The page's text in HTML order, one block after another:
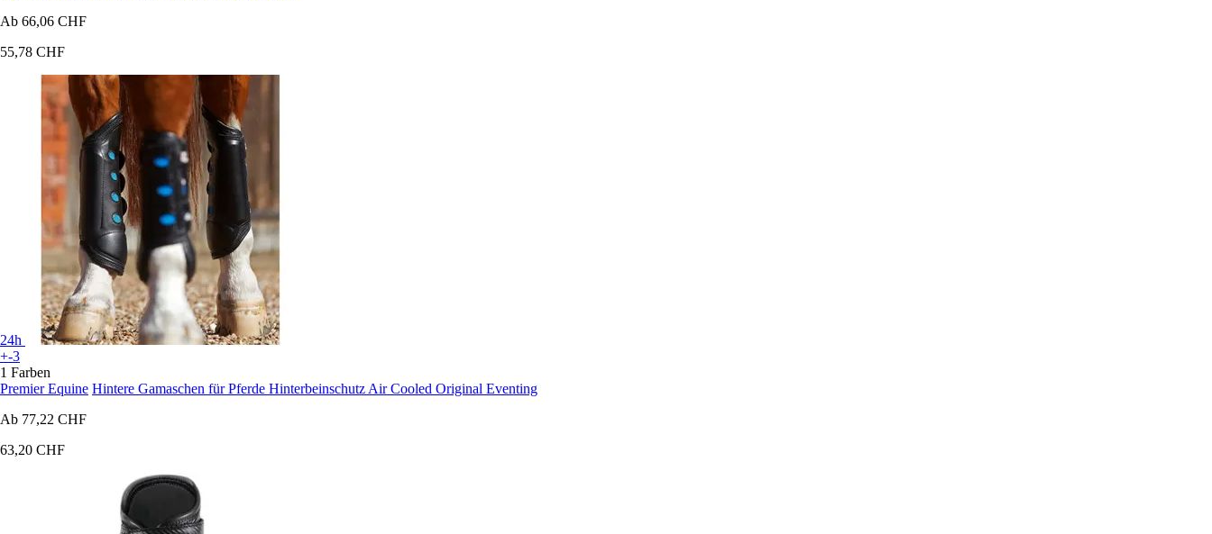
Ab 66,06 CHF
55,78 CHF
24h
+-3
1 Farben
Premier Equine Hintere Gamaschen für Pferde Hinterbeinschutz Air Cooled Original Eventing
Ab 77,22 CHF
63,20 CHF